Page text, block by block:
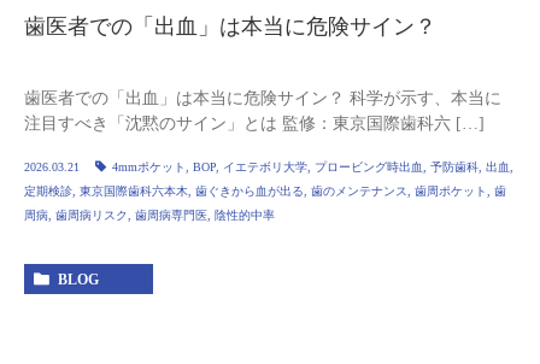
歯医者での「出血」は本当に危険サイン？
歯医者での「出血」は本当に危険サイン？ 科学が示す、本当に
注目すべき「沈黙のサイン」とは 監修：東京国際歯科六 […]
2026.03.21 4mmポケット BOP イエテボリ大学 プロービング時出血 予防歯科 出血
定期検診 東京国際歯科六本木 歯ぐきから血が出る 歯のメンテナンス 歯周ポケット
歯
周病 歯周病リスク 歯周病専門医 陰性的中率
BLOG